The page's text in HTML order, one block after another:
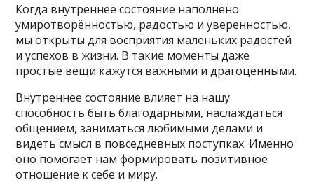
Когда внутреннее состояние наполнено
умиротворённостью, радостью и уверенностью,
мы открыты для восприятия маленьких радостей
и успехов в жизни. В такие моменты даже
простые вещи кажутся важными и драгоценными.
Внутреннее состояние влияет на нашу
способность быть благодарными, наслаждаться
общением, заниматься любимыми делами и
видеть смысл в повседневных поступках. Именно
оно помогает нам формировать позитивное
отношение к себе и миру.